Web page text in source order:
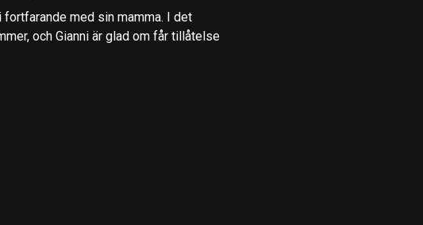
med sin mamma. I det
och Gianni är glad om får tillåtelse